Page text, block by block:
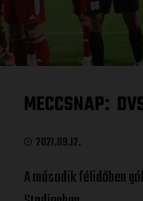
MECCSNAP:
2021.09.12.
A második félidőben